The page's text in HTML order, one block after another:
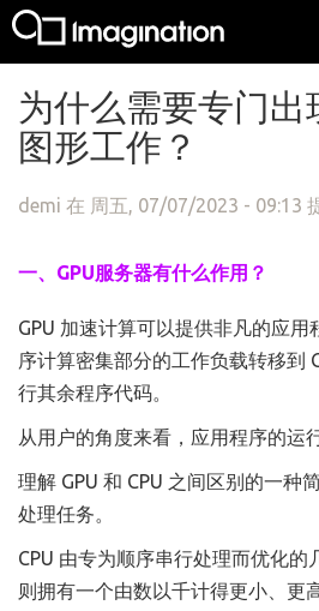
为什么需要专门出
图形工作？
demi 在 周五, 07/07/2023 - 09:13
一、GPU服务器有什么作用？
GPU 加速计算可以提供非凡的应用
序计算密集部分的工作负载转移到
行其余程序代码。
从用户的角度来看，应用程序的运
理解 GPU 和 CPU 之间区别的一种
处理任务。
CPU 由专为顺序串行处理而优化的
则拥有一个由数以千计得更小、更